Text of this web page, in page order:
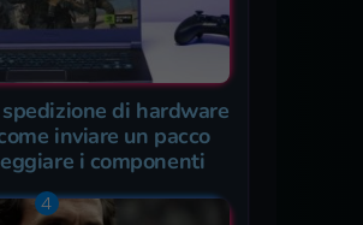
di hardware
inviare un pacco
i componenti